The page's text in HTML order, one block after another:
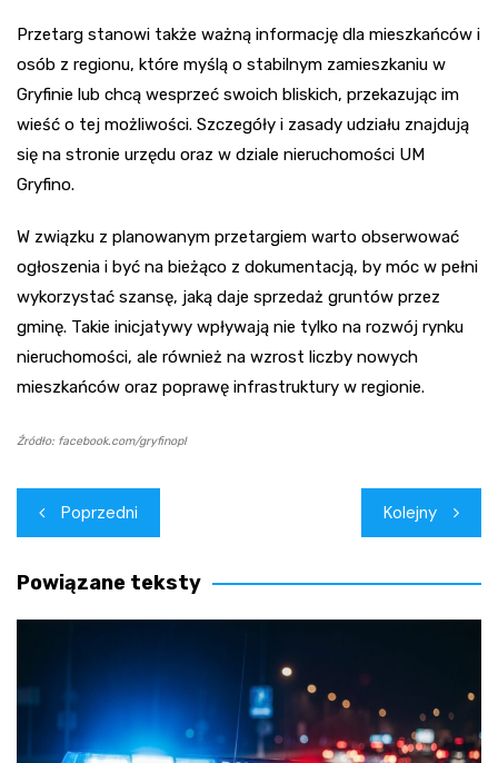
Przetarg stanowi także ważną informację dla mieszkańców i
osób z regionu, które myślą o stabilnym zamieszkaniu w
Gryfinie lub chcą wesprzeć swoich bliskich, przekazując im
wieść o tej możliwości. Szczegóły i zasady udziału znajdują
się na stronie urzędu oraz w dziale nieruchomości UM
Gryfino.
W związku z planowanym przetargiem warto obserwować
ogłoszenia i być na bieżąco z dokumentacją, by móc w pełni
wykorzystać szansę, jaką daje sprzedaż gruntów przez
gminę. Takie inicjatywy wpływają nie tylko na rozwój rynku
nieruchomości, ale również na wzrost liczby nowych
mieszkańców oraz poprawę infrastruktury w regionie.
Źródło: facebook.com/gryfinopl
Nawigacja
wpisu
Poprzedni Kolejny
Powiązane teksty